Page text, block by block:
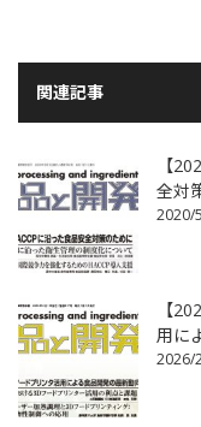
関連記事
【
全対
2020/
【
用に
2026/